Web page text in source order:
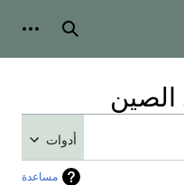
بحث
أدوات
مساعدة